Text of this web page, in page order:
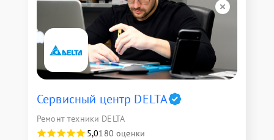
Сервисный центр DELTA
Ремонт техники DELTA
5,0180 оценки